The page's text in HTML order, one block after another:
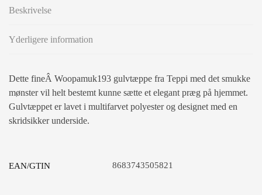
Beskrivelse
Yderligere information
Dette fineÂ Woopamuk193 gulvtæppe fra Teppi med det smukke
mønster vil helt bestemt kunne sætte et elegant præg på hjemmet.
Gulvtæppet er lavet i multifarvet polyester og designet med en
skridsikker underside.
EAN/GTIN 8683743505821